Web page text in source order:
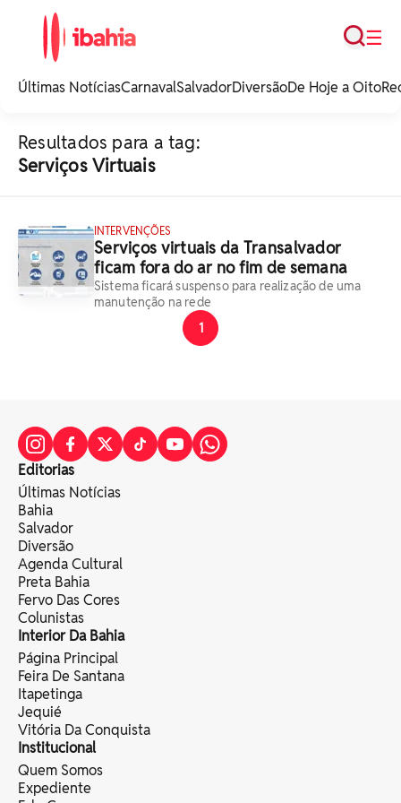
noticias e
☰
Busca
Últimas NotíciasCarnavalSalvadorDiversãoDe Hoje a Oito
Resultados para a tag:
Serviços Virtuais
INTERVENÇÕES
Serviços virtuais da Transalvador
ficam fora do ar no fim de semana
Sistema ficará suspenso para realização de uma
manutenção na rede
1
Editorias
Últimas Notícias
Bahia
Salvador
Diversão
Agenda Cultural
Preta Bahia
Fervo Das Cores
Colunistas
Interior Da Bahia
Página Principal
Feira De Santana
Itapetinga
Jequié
Vitória Da Conquista
Institucional
Quem Somos
Expediente